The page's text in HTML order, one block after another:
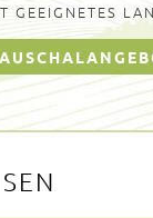
GEEIGNETES